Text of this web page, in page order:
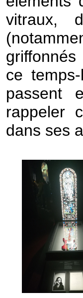
vitraux,
ce
passent
rappeler
dans ses